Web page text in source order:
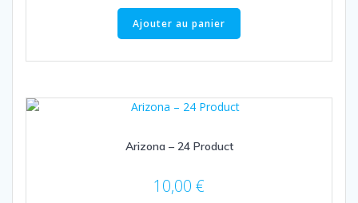
Ajouter au panier
Arizona – 24 Product
10,00 €